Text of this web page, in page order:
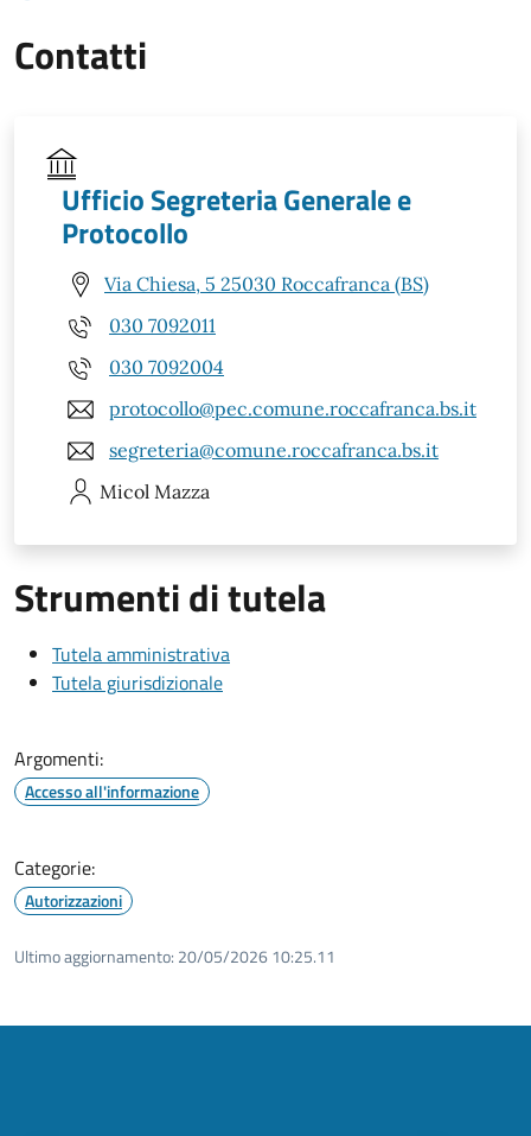
Contatti
Ufficio Segreteria Generale e
Protocollo
Via Chiesa, 5 25030 Roccafranca (BS)
030 7092011
030 7092004
protocollo@pec.comune.roccafranca.bs.it
segreteria@comune.roccafranca.bs.it
Micol Mazza
Strumenti di tutela
Tutela amministrativa
Tutela giurisdizionale
Argomenti:
Accesso all'informazione
Categorie:
Autorizzazioni
Ultimo aggiornamento: 20/05/2026 10:25.11